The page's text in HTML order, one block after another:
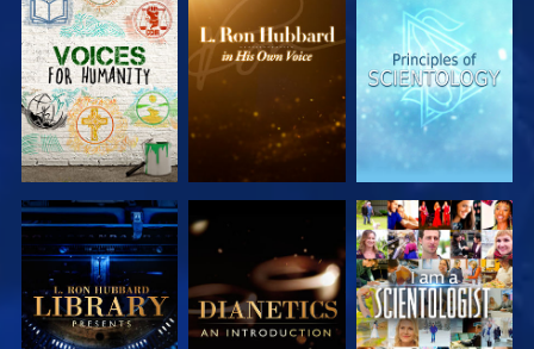
VERKEN DE
SERIE
VERKEN DE
SERIE
VERKEN DE
SERIE
VERKEN DE
SERIE
VERKEN DE
SERIE
KIJK